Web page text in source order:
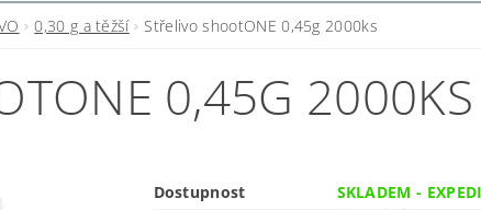
0,30 g a těžší Střelivo shootONE 0,45g 2000ks
0,45G 2000KS
Dostupnost SKLADEM -